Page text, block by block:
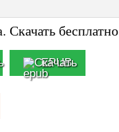
бесплатно
EPUB